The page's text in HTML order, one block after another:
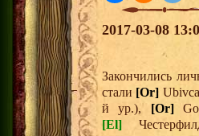
2017-03-08
Закончились
стали [Or]
й ур.), [Or]
[El]